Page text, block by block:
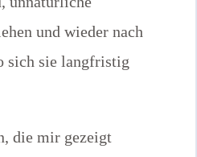
und wieder nach
sich sie langfristig
die mir gezeigt